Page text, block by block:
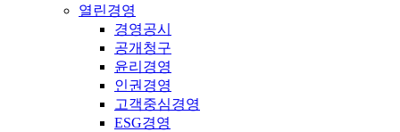
열린경영
경영공시
공개청구
윤리경영
인권경영
고객중심경영
ESG경영